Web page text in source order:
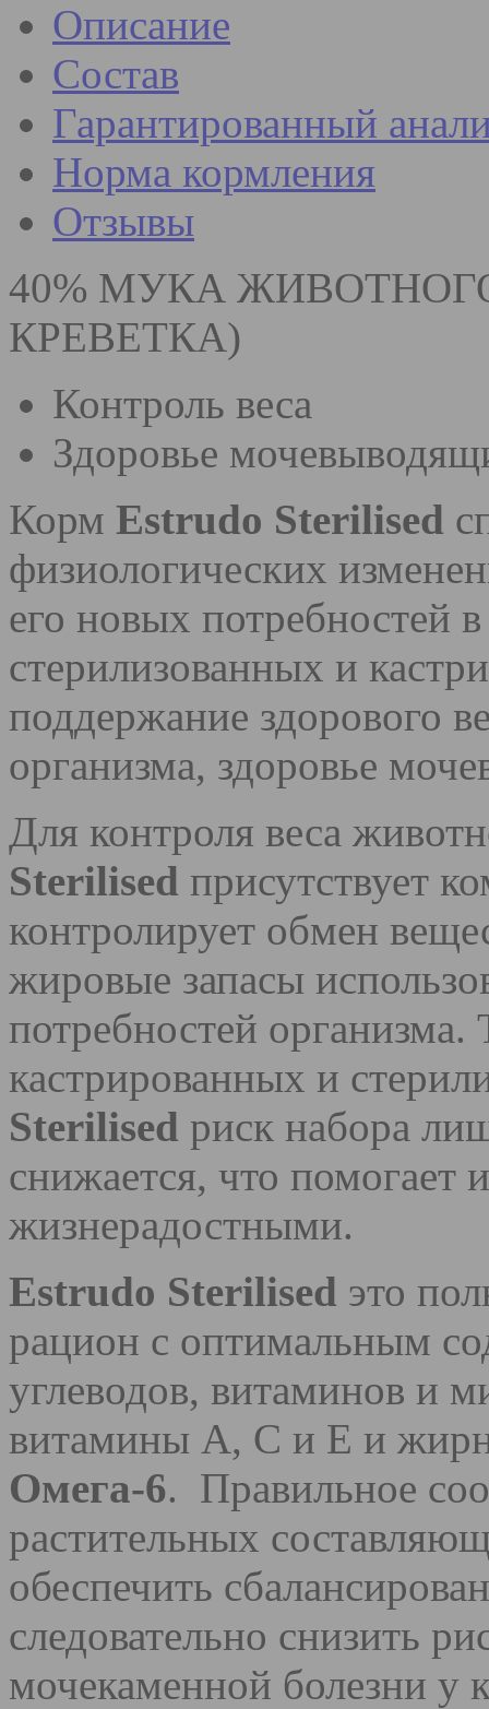
Описание
Состав
Гарантированный
Норма кормления
Отзывы
40% МУКА
КРЕВЕТКА)
Контроль веса
Здоровье
Корм Estrudo Sterilised
физиологических
его новых потребностей
стерилизованных и
поддержание здорового
организма, здоровье
Для контроля веса
Sterilised присутствует
контролирует обмен
жировые запасы
потребностей
кастрированных и
Sterilised риск набора
снижается, что помогает
жизнерадостными.
Estrudo Sterilised это
рацион с оптимальным
углеводов, витаминов и
витамины A, C и E и
Омега-6. Правильное
растительных
обеспечить
следовательно снизить
мочекаменной болезни у